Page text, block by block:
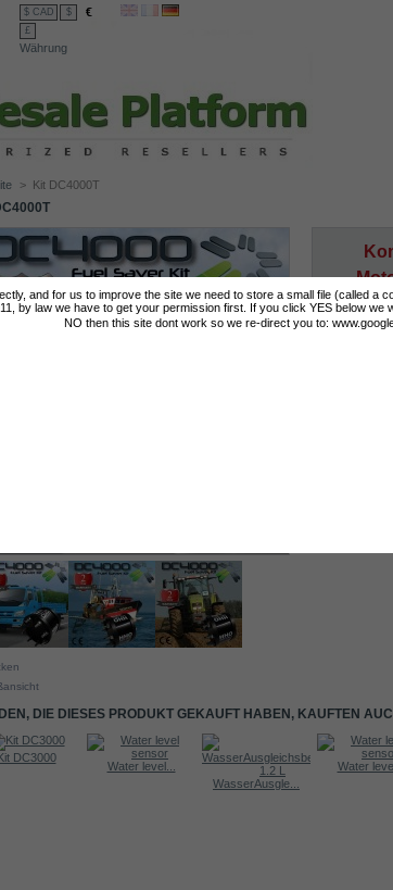
and for us to improve the site we need to store a small file (called a
by law we have to get your permission first. If you click YES below
NO then this site dont work so we re-direct you to:
$ CAD $ €
£
Währung
> Kit DC4000T
DIE DIESES PRODUKT GEKAUFT HABEN, KAUFTEN
DC3000
Water level...
WasserAusgle...
Water